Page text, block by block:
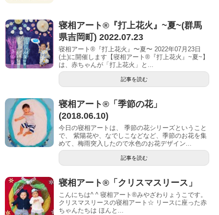
寝相アート®︎『打上花火』~夏~(群馬
県吉岡町) 2022.07.23
寝相アート®『打上花火』〜夏〜 2022年07月23日
(土)に開催します【寝相アート®︎『打上花火』~夏~】
は、赤ちゃんが「打上花火」と...
記事を読む
寝相アート®︎「季節の花」
(2018.06.10)
今日の寝相アートは、 季節の花シリーズということ
で、 紫陽花や、なでしこなどなど、季節のお花を集
めて、梅雨突入したので水色のお花デザイン...
記事を読む
寝相アート®︎「クリスマスリース」
こんにちは^ ^ 寝相アート®︎みやざわりょうこです。
クリスマスリースの寝相アート☆ リースに座った赤
ちゃんたちは ほんと...